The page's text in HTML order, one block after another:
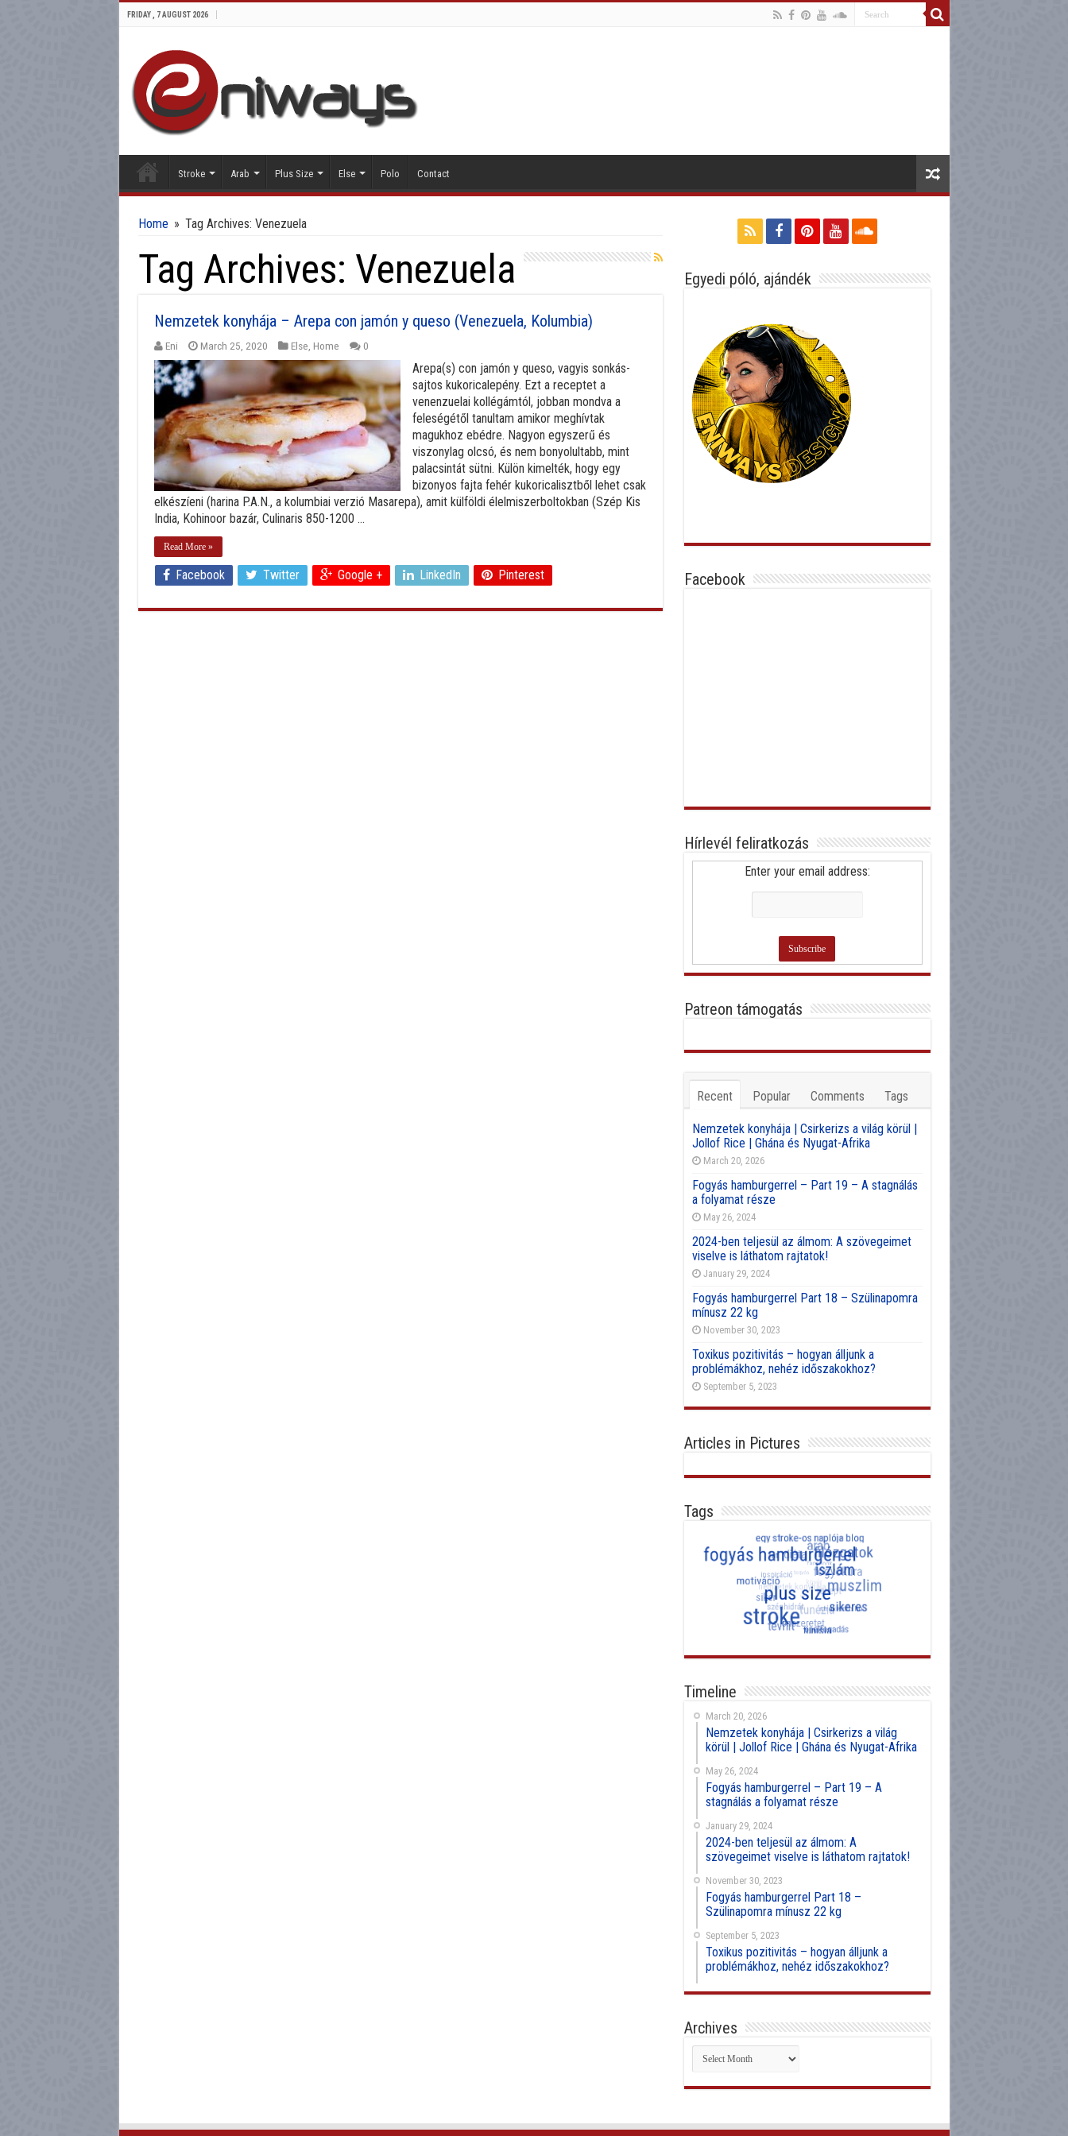
FRIDAY , 7 AUGUST 2026
Stroke Arab Plus Size Else Polo Contact
Home » Tag Archives: Venezuela
Tag Archives: Venezuela
Nemzetek konyhája – Arepa con jamón y queso (Venezuela, Kolumbia)
Eni March 25, 2020 Else Home 0
Arepa(s) con jamón y queso, vagyis sonkás-
sajtos kukoricalepény. Ezt a receptet a
venenzuelai kollégámtól, jobban mondva a
feleségétől tanultam amikor meghívtak
magukhoz ebédre. Nagyon egyszerű és
viszonylag olcsó, és nem bonyolultabb, mint
palacsintát sütni. Külön kimelték, hogy egy
bizonyos fajta fehér kukoricalisztből lehet csak
elkészíeni (harina P.A.N., a kolumbiai verzió Masarepa), amit külföldi élelmiszerboltokban (Szép Kis
India, Kohinoor bazár, Culinaris 850-1200 ...
Read More »
Facebook Twitter Google + LinkedIn Pinterest
Egyedi póló, ajándék
Facebook
Hírlevél feliratkozás
Enter your email address:
Patreon támogatás
Recent Popular Comments Tags
Nemzetek konyhája | Csirkerizs a világ körül |
Jollof Rice | Ghána és Nyugat-Afrika
March 20, 2026
Fogyás hamburgerrel – Part 19 – A stagnálás
a folyamat része
May 26, 2024
2024-ben teljesül az álmom: A szövegeimet
viselve is láthatom rajtatok!
January 29, 2024
Fogyás hamburgerrel Part 18 – Szülinapomra
mínusz 22 kg
November 30, 2023
Toxikus pozitivitás – hogyan álljunk a
problémákhoz, nehéz időszakokhoz?
September 5, 2023
Articles in Pictures
Tags
Timeline
March 20, 2026
Nemzetek konyhája | Csirkerizs a világ
körül | Jollof Rice | Ghána és Nyugat-Afrika
May 26, 2024
Fogyás hamburgerrel – Part 19 – A
stagnálás a folyamat része
January 29, 2024
2024-ben teljesül az álmom: A
szövegeimet viselve is láthatom rajtatok!
November 30, 2023
Fogyás hamburgerrel Part 18 –
Szülinapomra mínusz 22 kg
September 5, 2023
Toxikus pozitivitás – hogyan álljunk a
problémákhoz, nehéz időszakokhoz?
Archives
Archives